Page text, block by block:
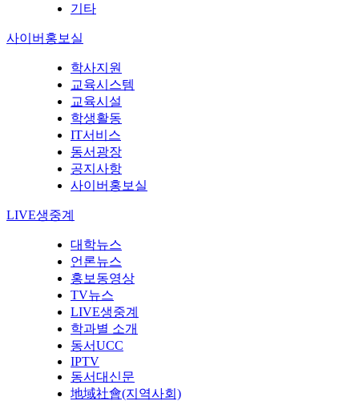
기타
사이버홍보실
학사지원
교육시스템
교육시설
학생활동
IT서비스
동서광장
공지사항
사이버홍보실
LIVE생중계
대학뉴스
언론뉴스
홍보동영상
TV뉴스
LIVE생중계
학과별 소개
동서UCC
IPTV
동서대신문
地域社會(지역사회)